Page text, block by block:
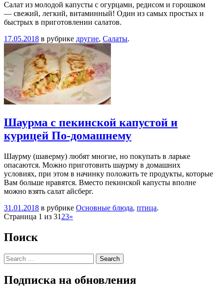
Салат из молодой капусты с огурцами, редисом и горошком
— свежий, легкий, витаминный! Один из самых простых и
быстрых в приготовлении салатов.
17.05.2018 в рубрике другие, Салаты.
Шаурма с пекинской капустой и
курицей По-домашнему
Шаурму (шаверму) любят многие, но покупать в ларьке
опасаются. Можно приготовить шаурму в домашних
условиях, при этом в начинку положить те продукты, которые
Вам больше нравятся. Вместо пекинской капусты вполне
можно взять салат айсберг.
31.01.2018 в рубрике Основные блюда, птица.
Навигация
Страница 1 из 31 23»
Поиск
Search
Подписка на обновления